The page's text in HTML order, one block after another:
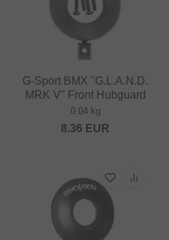
G-Sport BMX "G.L.A.N.D.
MRK V" Front Hubguard
0.04 kg
8.36 EUR